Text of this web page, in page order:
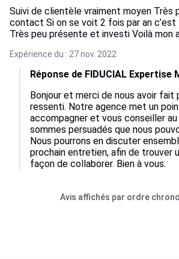
Suivi de clientèle vraiment moyen Très
contact Si on se voit 2 fois par an
Très peu présente et investi Voilà mon
Expérience du : 27 nov. 2022
Réponse de FIDUCIAL Expertise
Bonjour et merci de nous avoir
ressenti. Notre agence met un
accompagner et vous conseiller au
sommes persuadés que nous
Nous pourrons en discuter
prochain entretien, afin de trouver
façon de collaborer. Bien à vous.
Avis affichés par ordre